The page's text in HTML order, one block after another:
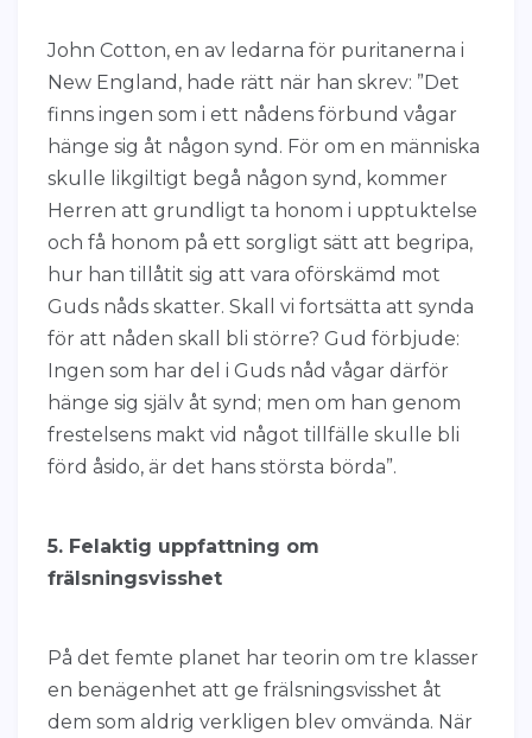
John Cotton, en av ledarna för puritanerna i
New England, hade rätt när han skrev: ”Det
finns ingen som i ett nådens förbund vågar
hänge sig åt någon synd. För om en människa
skulle likgiltigt begå någon synd, kommer
Herren att grundligt ta honom i upptuktelse
och få honom på ett sorgligt sätt att begripa,
hur han tillåtit sig att vara oförskämd mot
Guds nåds skatter. Skall vi fortsätta att synda
för att nåden skall bli större? Gud förbjude:
Ingen som har del i Guds nåd vågar därför
hänge sig själv åt synd; men om han genom
frestelsens makt vid något tillfälle skulle bli
förd åsido, är det hans största börda”.
5. Felaktig uppfattning om
frälsningsvisshet
På det femte planet har teorin om tre klasser
en benägenhet att ge frälsningsvisshet åt
dem som aldrig verkligen blev omvända. När